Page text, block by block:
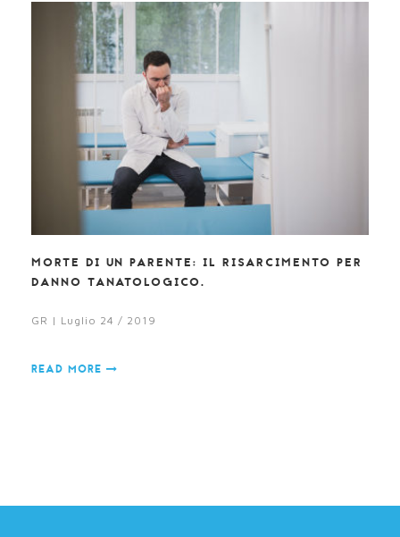
MORTE DI UN PARENTE: IL RISARCIMENTO PER
DANNO TANATOLOGICO.
GR | Luglio 24 / 2019
READ MORE